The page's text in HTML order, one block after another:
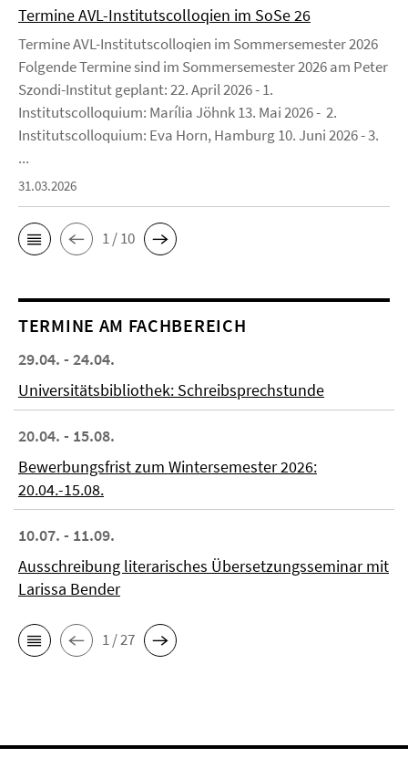
Termine AVL-Institutscolloqien im SoSe 26
Termine AVL-Institutscolloqien im Sommersemester 2026
Folgende Termine sind im Sommersemester 2026 am Peter
Szondi-Institut geplant: 22. April 2026 - 1.
Institutscolloquium: Marília Jöhnk 13. Mai 2026 - 2.
Institutscolloquium: Eva Horn, Hamburg 10. Juni 2026 - 3.
...
31.03.2026
1 / 10
TERMINE AM FACHBEREICH
29.04. - 24.04.
Universitätsbibliothek: Schreibsprechstunde
20.04. - 15.08.
Bewerbungsfrist zum Wintersemester 2026:
20.04.-15.08.
10.07. - 11.09.
Ausschreibung literarisches Übersetzungsseminar mit
Larissa Bender
1 / 27